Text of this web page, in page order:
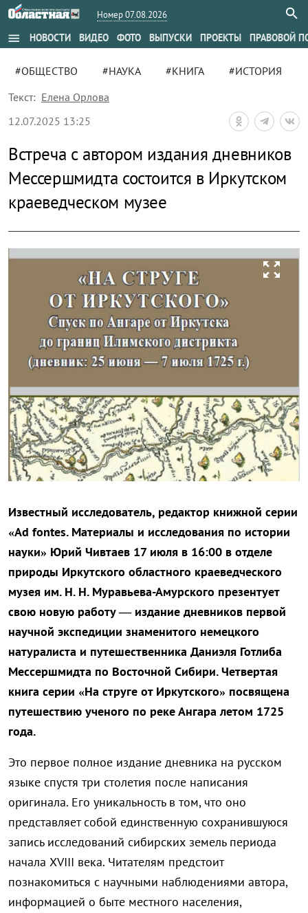
Номер 07.08.2026
menu НОВОСТИ ВИДЕО ФОТО ВЫПУСКИ ПРОЕКТЫ ПРАВОВОЙ
#ОБЩЕСТВО #НАУКА #КНИГА
#ИСТОРИЯ
Текст: Елена Орлова
12.07.2025 13:25
Встреча с автором издания дневников
Мессершмидта состоится в Иркутском
краеведческом музее
zoom_out_map
Известный исследователь, редактор книжной серии
«Ad fontes. Материалы и исследования по истории
науки» Юрий Чивтаев 17 июля в 16:00 в отделе
природы Иркутского областного краеведческого
музея им. Н. Н. Муравьева-Амурского презентует
свою новую работу — издание дневников первой
научной экспедиции знаменитого немецкого
натуралиста и путешественника Даниэля Готлиба
Мессершмидта по Восточной Сибири. Четвертая
книга серии «На струге от Иркутского» посвящена
путешествию ученого по реке Ангара летом 1725
года.
Это первое полное издание дневника на русском
языке спустя три столетия после написания
оригинала. Его уникальность в том, что оно
представляет собой единственную сохранившуюся
запись исследований сибирских земель периода
начала XVIII века. Читателям предстоит
познакомиться с научными наблюдениями автора,
информацией о быте местного населения,